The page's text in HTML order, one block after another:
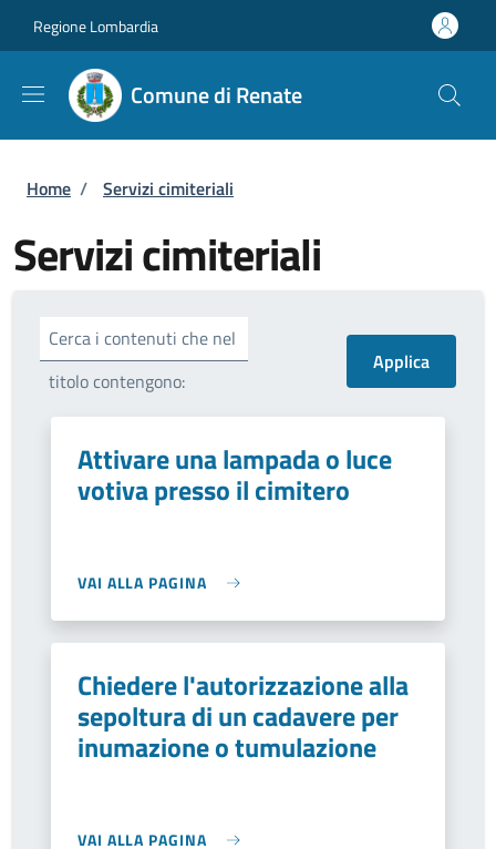
Regione Lombardia
Comune di Renate
Briciole di pane
Home / Servizi cimiteriali
Servizi cimiteriali
Cerca i contenuti che nel
titolo contengono:
Attivare una lampada o luce
votiva presso il cimitero
VAI ALLA PAGINA
Chiedere l'autorizzazione alla
sepoltura di un cadavere per
inumazione o tumulazione
VAI ALLA PAGINA